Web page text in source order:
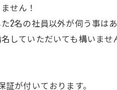
せん！
2名の社員以外が伺う事は
していただいても構いませ
が付いております。